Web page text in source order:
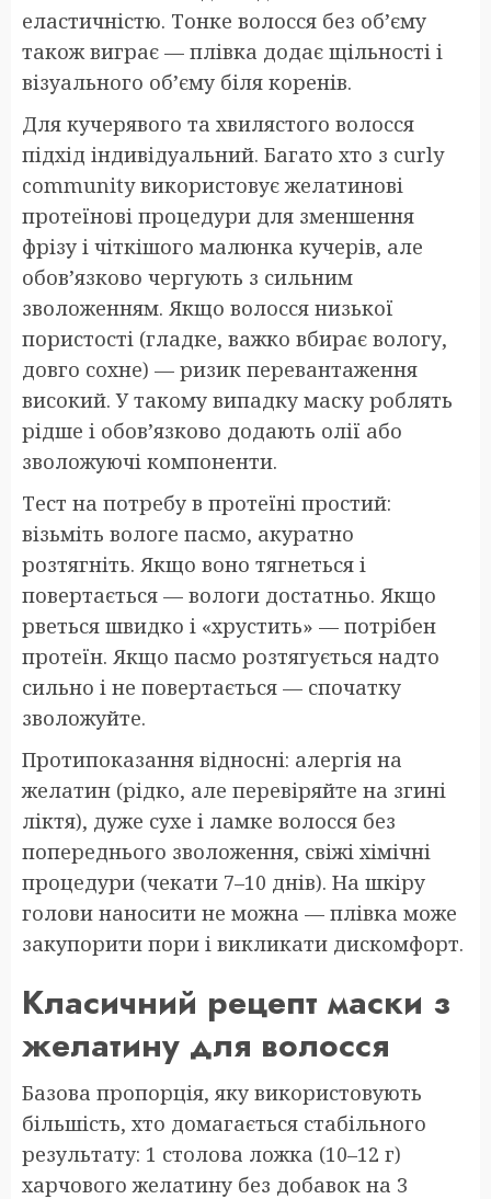
еластичністю. Тонке волосся без об’єму
також виграє — плівка додає щільності і
візуального об’єму біля коренів.
Для кучерявого та хвилястого волосся
підхід індивідуальний. Багато хто з curly
community використовує желатинові
протеїнові процедури для зменшення
фрізу і чіткішого малюнка кучерів, але
обов’язково чергують з сильним
зволоженням. Якщо волосся низької
пористості (гладке, важко вбирає вологу,
довго сохне) — ризик перевантаження
високий. У такому випадку маску роблять
рідше і обов’язково додають олії або
зволожуючі компоненти.
Тест на потребу в протеїні простий:
візьміть вологе пасмо, акуратно
розтягніть. Якщо воно тягнеться і
повертається — вологи достатньо. Якщо
рветься швидко і «хрустить» — потрібен
протеїн. Якщо пасмо розтягується надто
сильно і не повертається — спочатку
зволожуйте.
Протипоказання відносні: алергія на
желатин (рідко, але перевіряйте на згині
ліктя), дуже сухе і ламке волосся без
попереднього зволоження, свіжі хімічні
процедури (чекати 7–10 днів). На шкіру
голови наносити не можна — плівка може
закупорити пори і викликати дискомфорт.
Класичний рецепт маски з
желатину для волосся
Базова пропорція, яку використовують
більшість, хто домагається стабільного
результату: 1 столова ложка (10–12 г)
харчового желатину без добавок на 3